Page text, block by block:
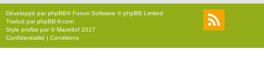
c
r
Développé parphpBB® Forum Software © phpBB Limited
Traduit parphpBB-fr.com
Style proflat par ©Mazeltof 2017
Confidentialité | Conditions